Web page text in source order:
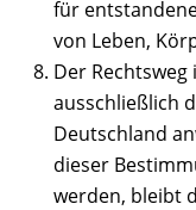
für
von Leben,
Der Rechtsweg
ausschließlich
Deutschland
dieser
werden, bleibt